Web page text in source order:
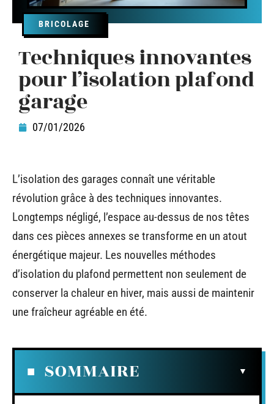
BRICOLAGE
Techniques innovantes
pour l’isolation plafond
garage
07/01/2026
L’isolation des garages connaît une véritable
révolution grâce à des techniques innovantes.
Longtemps négligé, l’espace au-dessus de nos têtes
dans ces pièces annexes se transforme en un atout
énergétique majeur. Les nouvelles méthodes
d’isolation du plafond permettent non seulement de
conserver la chaleur en hiver, mais aussi de maintenir
une fraîcheur agréable en été.
SOMMAIRE